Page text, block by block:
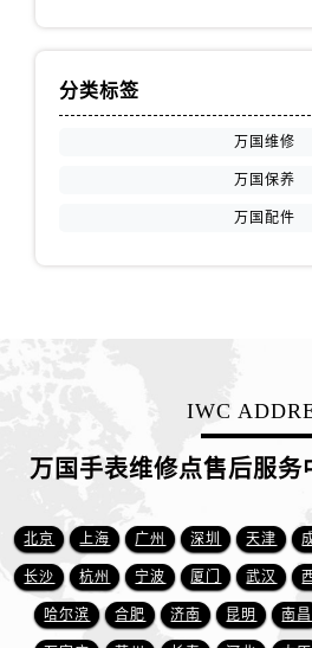
分类标签
万国维修
万国保养
万国配件
IWC
万国手表维修点售后服务
北京 上海 广州 深圳 天津
长沙 杭州 宁波 厦门 武汉
哈尔滨 合肥 济南 昆明 南昌